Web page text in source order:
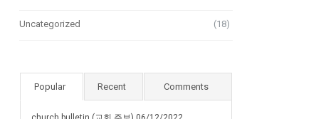
Uncategorized (18)
Popular Recent Comments